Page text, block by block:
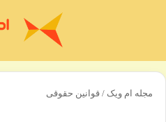
مجله ام ویک / قوانین حقوقی